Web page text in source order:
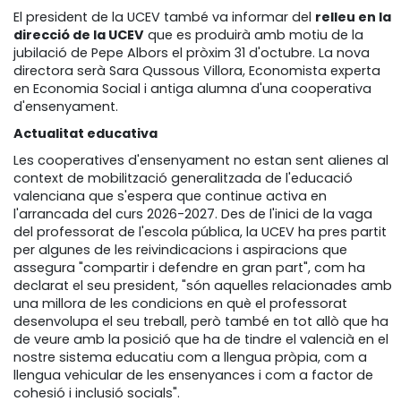
El president de la UCEV també va informar del relleu en la
direcció de la UCEV que es produirà amb motiu de la
jubilació de Pepe Albors el pròxim 31 d'octubre. La nova
directora serà Sara Qussous Villora, Economista experta
en Economia Social i antiga alumna d'una cooperativa
d'ensenyament.
Actualitat educativa
Les cooperatives d'ensenyament no estan sent alienes al
context de mobilització generalitzada de l'educació
valenciana que s'espera que continue activa en
l'arrancada del curs 2026-2027. Des de l'inici de la vaga
del professorat de l'escola pública, la UCEV ha pres partit
per algunes de les reivindicacions i aspiracions que
assegura "compartir i defendre en gran part", com ha
declarat el seu president, "són aquelles relacionades amb
una millora de les condicions en què el professorat
desenvolupa el seu treball, però també en tot allò que ha
de veure amb la posició que ha de tindre el valencià en el
nostre sistema educatiu com a llengua pròpia, com a
llengua vehicular de les ensenyances i com a factor de
cohesió i inclusió socials".